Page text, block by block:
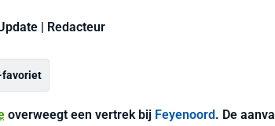
| Redacteur
favoriet
overweegt een vertrek bij Feyenoord. De